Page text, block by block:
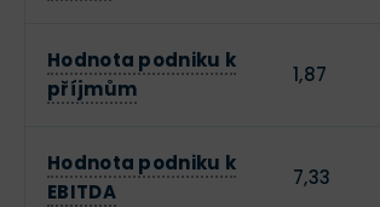
Hodnota podniku k
příjmům
1,87
Hodnota podniku k
EBITDA
7,33